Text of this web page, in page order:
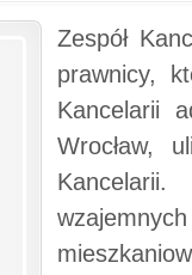
Zespół
prawnicy,
Kancelarii
Wrocław,